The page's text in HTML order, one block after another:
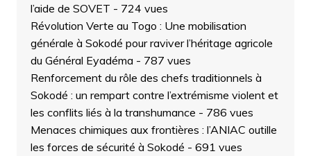
l’aide de SOVET - 724 vues
Révolution Verte au Togo : Une mobilisation
générale à Sokodé pour raviver l’héritage agricole
du Général Eyadéma - 787 vues
Renforcement du rôle des chefs traditionnels à
Sokodé : un rempart contre l’extrémisme violent et
les conflits liés à la transhumance - 786 vues
Menaces chimiques aux frontières : l’ANIAC outille
les forces de sécurité à Sokodé - 691 vues